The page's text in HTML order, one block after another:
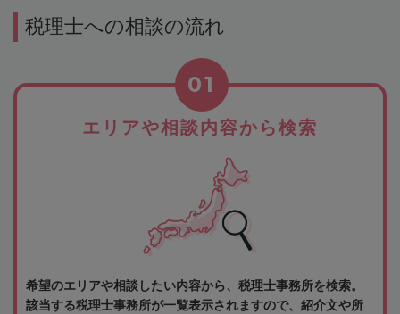
税理士への相談の流れ
エリアや相談内容から検索
01
希望のエリアや相談したい内容から、税理士事務所を検索。
該当する税理士事務所が一覧表示されますので、紹介文や所